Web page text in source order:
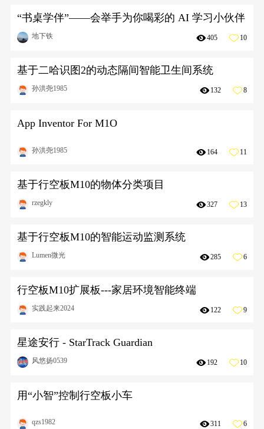
“书桌学伴”——会举手为你喝彩的 AI 学习小伙伴
地下铁 405 10
基于二哈识图2的动态隔间智能卫生间系统
孙洪尧1985 132 8
App Inventor For M1O
孙洪尧1985 164 11
基于行空板M10的物体分类项目
rzegkly 327 13
基于行空板M10的智能运动监测系统
Lumen微光 285 6
行空板M10扩展板---家居环境智能终端
实践起来2024 122 9
星途安行 - StarTrack Guardian
风悠扬0539 192 10
用“小智”控制行空板小车
qzs1982 311 6